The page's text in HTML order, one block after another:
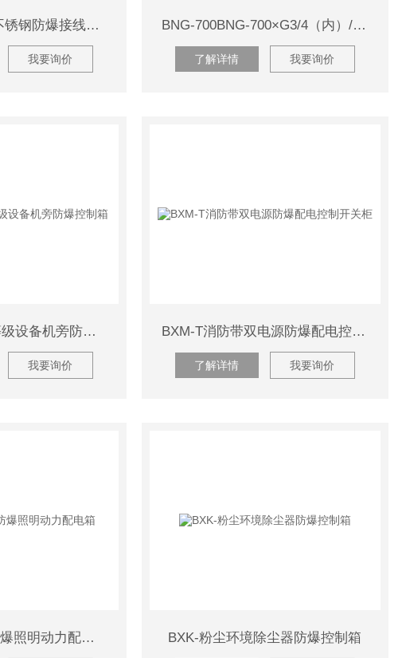
AH304/316材质不锈钢防爆接线盒 电缆分线盒
我要询价
BNG-700BNG-700×G3/4（内）/G1（外）防爆挠性连接管
了解详情 我要询价
BXK-IP54 IP65等级设备机旁防爆控制箱
我要询价
BXM-T消防带双电源防爆配电控制开关柜
了解详情 我要询价
BXM-油气回收防爆照明动力配电箱 BXK-粉尘环境除尘器防爆控制箱